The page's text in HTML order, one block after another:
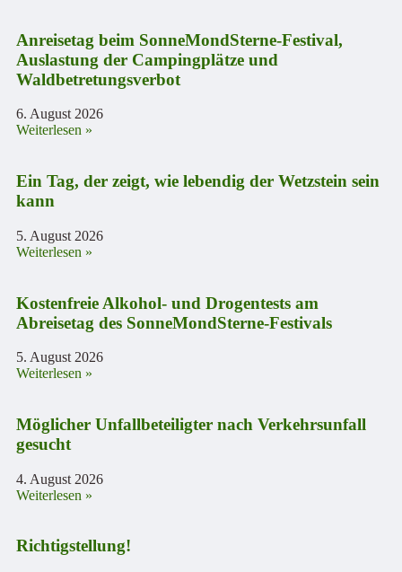
Anreisetag beim SonneMondSterne-Festival,
Auslastung der Campingplätze und
Waldbetretungsverbot
6. August 2026
Weiterlesen »
Ein Tag, der zeigt, wie lebendig der Wetzstein sein
kann
5. August 2026
Weiterlesen »
Kostenfreie Alkohol- und Drogentests am
Abreisetag des SonneMondSterne-Festivals
5. August 2026
Weiterlesen »
Möglicher Unfallbeteiligter nach Verkehrsunfall
gesucht
4. August 2026
Weiterlesen »
Richtigstellung!